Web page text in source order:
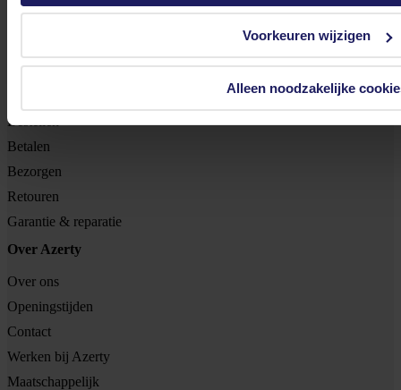
Voorkeuren wijzigen
Alleen noodzakelijke
KvK nr: 55425437
Bestellen
Betalen
Bezorgen
Retouren
Garantie & reparatie
Over Azerty
Over ons
Openingstijden
Contact
Werken bij Azerty
Maatschappelijk